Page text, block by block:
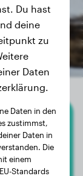
Du hast
deine
zu
Daten
Daten in den
zustimmst,
Daten in
Die
einem
Standards